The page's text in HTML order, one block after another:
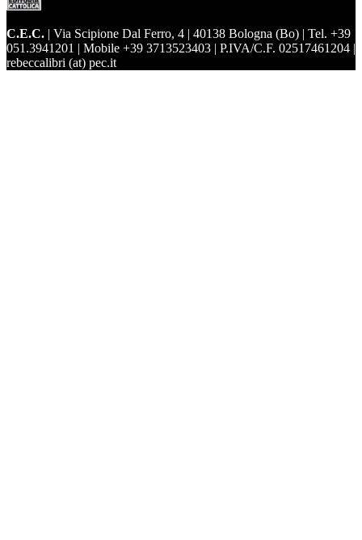
C.E.C. | Via Scipione Dal Ferro, 4 | 40138 Bologna (Bo) | Tel. +39
051.3941201 | Mobile +39 3713523403 | P.IVA/C.F. 02517461204 |
rebeccalibri (at) pec.it